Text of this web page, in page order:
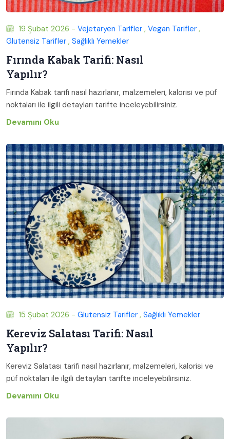
19 Şubat 2026 - Vejetaryen Tarifler , Vegan Tarifler ,
Glutensiz Tarifler , Sağlıklı Yemekler
Fırında Kabak Tarifi: Nasıl
Yapılır?
Fırında Kabak tarifi nasıl hazırlanır, malzemeleri, kalorisi ve püf
noktaları ile ilgili detayları tarifte inceleyebilirsiniz.
Devamını Oku
15 Şubat 2026 - Glutensiz Tarifler , Sağlıklı Yemekler
Kereviz Salatası Tarifi: Nasıl
Yapılır?
Kereviz Salatası tarifi nasıl hazırlanır, malzemeleri, kalorisi ve
püf noktaları ile ilgili detayları tarifte inceleyebilirsiniz.
Devamını Oku